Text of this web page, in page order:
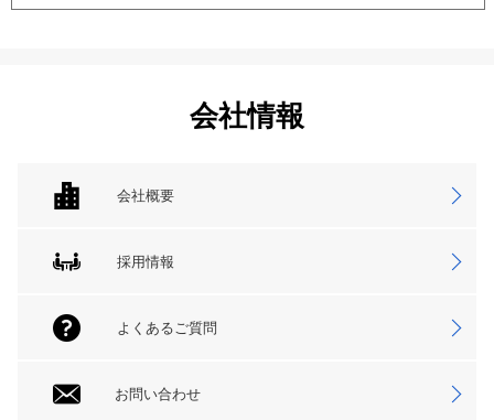
会社情報
会社概要
採用情報
よくあるご質問
お問い合わせ